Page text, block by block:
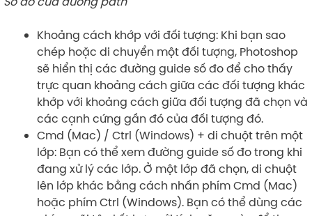
Khoảng cách khớp với đối tượng: Khi bạn sao
chép hoặc di chuyển một đối tượng, Photoshop
sẽ hiển thị các đường guide số đo để cho thấy
trực quan khoảng cách giữa các đối tượng khác
khớp với khoảng cách giữa đối tượng đã chọn và
các cạnh cứng gần đó của đối tượng đó.
Cmd (Mac) / Ctrl (Windows) + di chuột trên một
lớp: Bạn có thể xem đường guide số đo trong khi
đang xử lý các lớp. Ở một lớp đã chọn, di chuột
lên lớp khác bằng cách nhấn phím Cmd (Mac)
hoặc phím Ctrl (Windows). Bạn có thể dùng các